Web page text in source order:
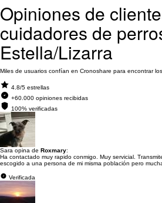
Opiniones de
cuidadores de
Estella/Lizarra
Miles de usuarios confían en Cronoshare para encontrar
4.8/5 estrellas
+60.000 opiniones recibidas
100% verificadas
Sara opina de Roxmary:
Ha contactado muy rapido conmigo. Muy servicial.
escogido a una persona de mi misma población pero
Verificada